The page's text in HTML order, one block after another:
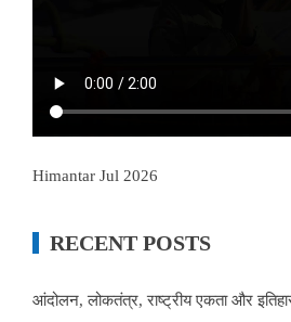
Himantar Jul 2026
RECENT POSTS
आंदोलन, लोकतंत्र, राष्ट्रीय एकता और